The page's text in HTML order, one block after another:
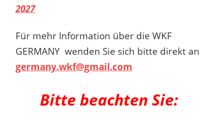
2027
Für mehr Information über die WKF
GERMANY wenden Sie sich bitte direkt an
germany.wkf@gmail.com
Bitte beachten Sie: